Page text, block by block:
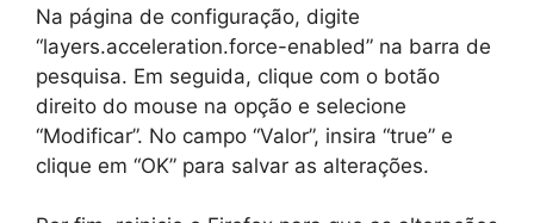
Na página de configuração, digite
“layers.acceleration.force-enabled” na barra de
pesquisa. Em seguida, clique com o botão
direito do mouse na opção e selecione
“Modificar”. No campo “Valor”, insira “true” e
clique em “OK” para salvar as alterações.